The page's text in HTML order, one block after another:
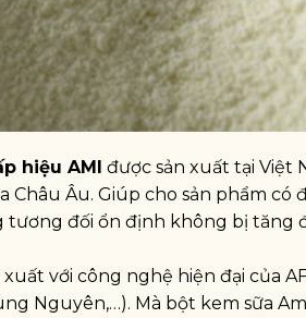
hiệu AMI
được sản xuất tại Việt
Châu Âu. Giúp cho sản phẩm
tương đối ổn định không bị
xuất với công nghệ hiện đại của
Nguyên,…). Mà bột kem sữa